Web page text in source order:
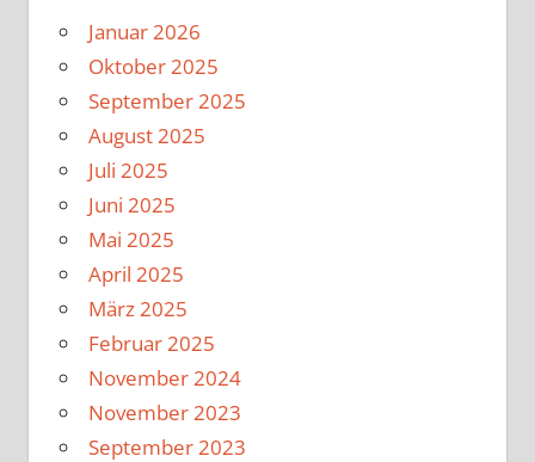
Januar 2026
Oktober 2025
September 2025
August 2025
Juli 2025
Juni 2025
Mai 2025
April 2025
März 2025
Februar 2025
November 2024
November 2023
September 2023